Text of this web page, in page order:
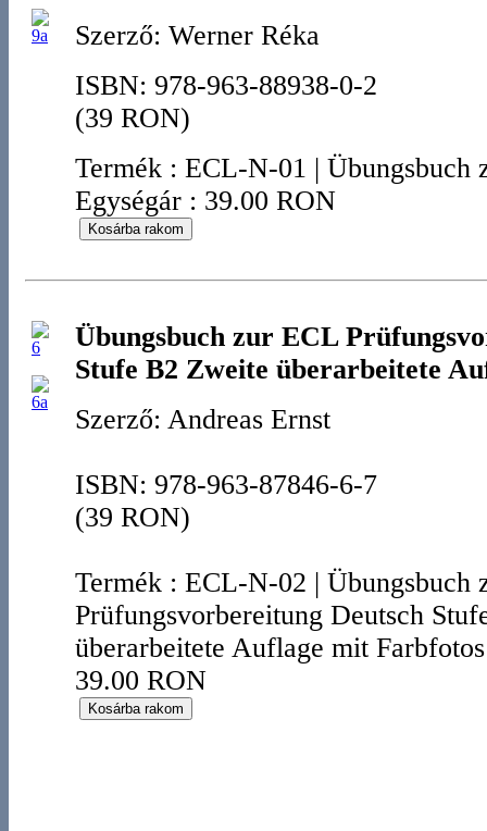
Szerző: Werner Réka
ISBN: 978-963-88938-0-2
(39 RON)
Termék : ECL-N-01 | Übungsbuch
Egységár : 39.00 RON
Übungsbuch zur ECL
Stufe B2 Zweite überarbeitete
Szerző: Andreas Ernst
ISBN: 978-963-87846-6-7
(39 RON)
Termék : ECL-N-02 | Übungsbuch
Prüfungsvorbereitung Deutsch
überarbeitete Auflage mit Farbfotos
39.00 RON